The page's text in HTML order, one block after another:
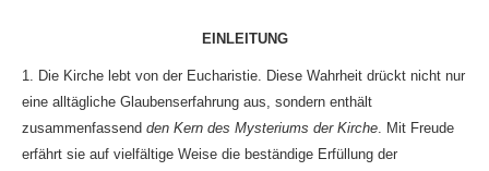
EINLEITUNG
1. Die Kirche lebt von der Eucharistie. Diese Wahrheit drückt nicht nur
eine alltägliche Glaubenserfahrung aus, sondern enthält
zusammenfassend den Kern des Mysteriums der Kirche. Mit Freude
erfährt sie auf vielfältige Weise die beständige Erfüllung der